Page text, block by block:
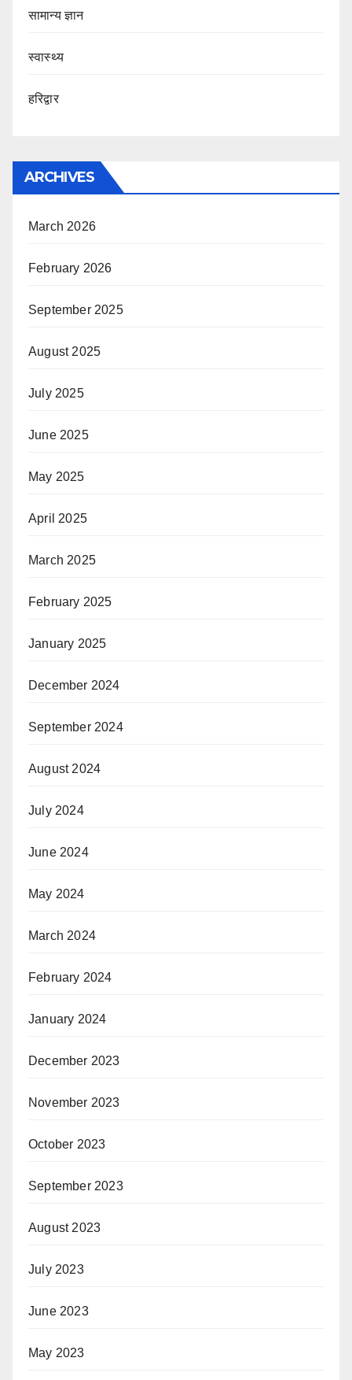
सामान्य ज्ञान
स्वास्थ्य
हरिद्वार
ARCHIVES
March 2026
February 2026
September 2025
August 2025
July 2025
June 2025
May 2025
April 2025
March 2025
February 2025
January 2025
December 2024
September 2024
August 2024
July 2024
June 2024
May 2024
March 2024
February 2024
January 2024
December 2023
November 2023
October 2023
September 2023
August 2023
July 2023
June 2023
May 2023